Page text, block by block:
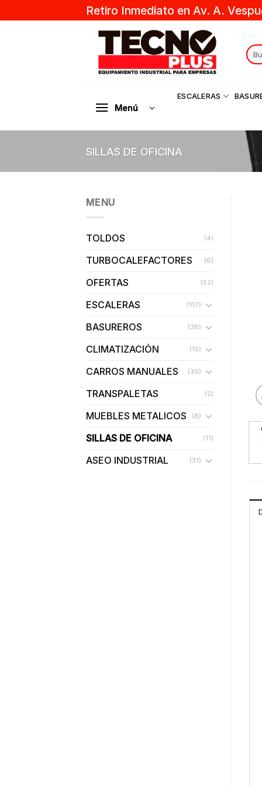
to
Retiro Inmediato en Av. A.
for:
Menú
ESCALERAS
SILLAS DE OFICINA
MENU
TOLDOS (4)
TURBOCALEFACTORES (6)
OFERTAS (52)
ESCALERAS (117)
BASUREROS (38)
CLIMATIZACIÓN (15)
CARROS MANUALES (30)
TRANSPALETAS (2)
MUEBLES METALICOS (8)
SILLAS DE OFICINA (11)
ASEO INDUSTRIAL (31)